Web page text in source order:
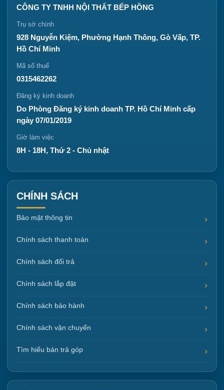
CÔNG TY TNHH NỘI THẤT BẾP HỒNG
Trụ sở chính
928 Nguyễn Kiệm, Phường Hạnh Thông, Gò Vấp, TP.
Hồ Chí Minh
Mã số thuế
0315462262
Đăng ký kinh doanh
Do Phòng Đăng ký kinh doanh TP. Hồ Chí Minh cấp
ngày 07/01/2019
Giờ làm việc
8H - 18H, Thứ 2 - Chủ nhật
CHÍNH SÁCH
Bảo mật thông tin
Chính sách thanh toán
Chính sách đổi trả
Chính sách lắp đặt
Chính sách bảo hành
Chính sách vận chuyển
Tìm hiểu bán trả góp